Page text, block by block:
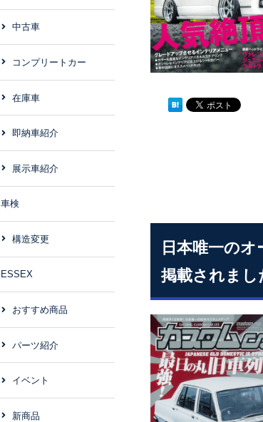
日本唯一の
掲載されまし
中古車
コンプリートカー
在庫車
即納車紹介
展示車紹介
車検
構造変更
ESSEX
おすすめ商品
パーツ紹介
イベント
新商品